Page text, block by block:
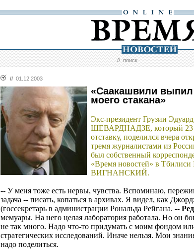
//поиск
// 01.12.2003
«Саакашвили выпил
моего стакана»
Экс-президент Грузии Эдуард
ШЕВАРДНАДЗЕ, который 23
отставку, поделился вчера
тремя журналистами из
был собственный
«Время новостей» в
ВИГНАНСКИЙ.
-- У меня тоже есть нервы, чувства. Вспоминаю,
задача -- писать, копаться в архивах. Я видел, как
(госсекретарь в администрации Рональда Рейгана. --
мемуары. На него целая лаборатория работала. Но он
не так много. Надо что-то придумать с моим фондом
стратегических исследований. Иначе нельзя. Мои
надо поделиться.